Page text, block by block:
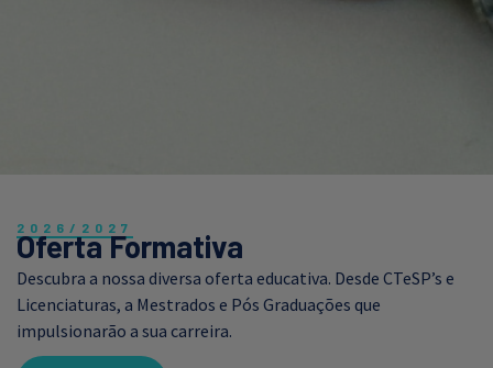
2026/2027
Oferta Formativa
Descubra a nossa diversa oferta educativa. Desde CTeSP’s e
Licenciaturas, a Mestrados e Pós Graduações que
impulsionarão a sua carreira.